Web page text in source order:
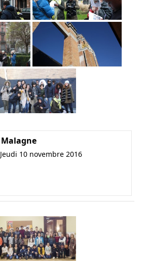
Malagne
Jeudi 10 novembre 2016